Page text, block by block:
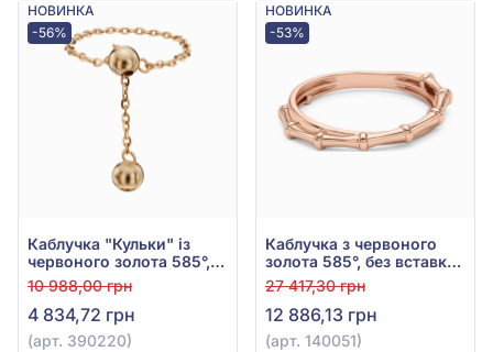
НОВИНКА
-56%
Каблучка "Кульки" із
червоного золота 585°,
без вставки, арт. 390220
10 988,00 грн
4 834,72 грн
(арт. 390220)
НОВИНКА
-53%
Каблучка з червоного
золота 585°, без вставки,
арт. 140051
27 417,30 грн
12 886,13 грн
(арт. 140051)